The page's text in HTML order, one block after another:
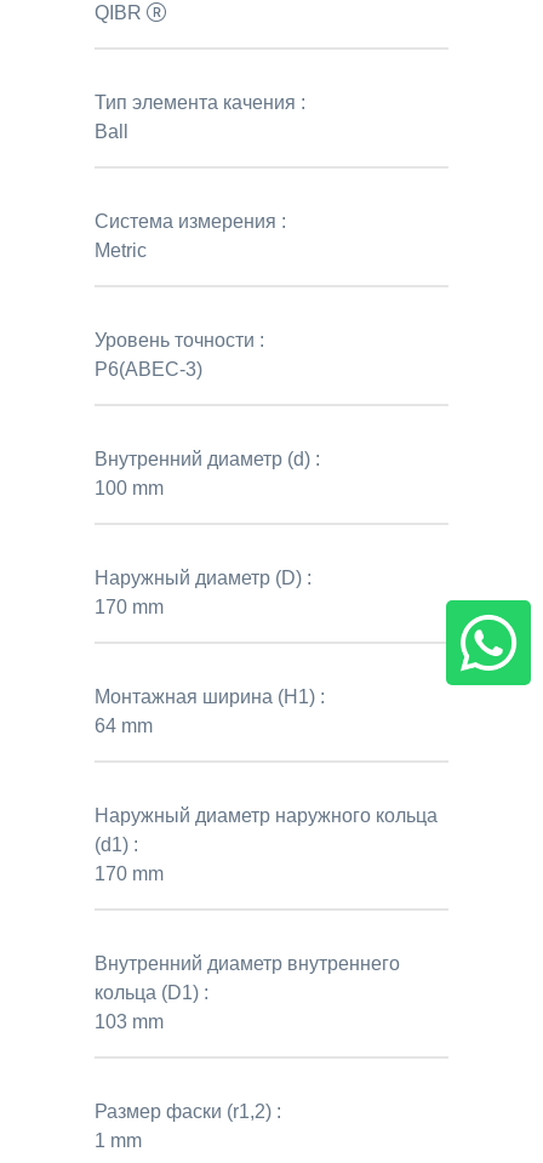
QIBR
Тип элемента качения :
Ball
Система измерения :
Metric
Уровень точности :
P6(ABEC-3)
Внутренний диаметр (d) :
100 mm
Наружный диаметр (D) :
170 mm
Монтажная ширина (H1) :
64 mm
Наружный диаметр наружного кольца
(d1) :
170 mm
Внутренний диаметр внутреннего
кольца (D1) :
103 mm
Размер фаски (r1,2) :
1 mm